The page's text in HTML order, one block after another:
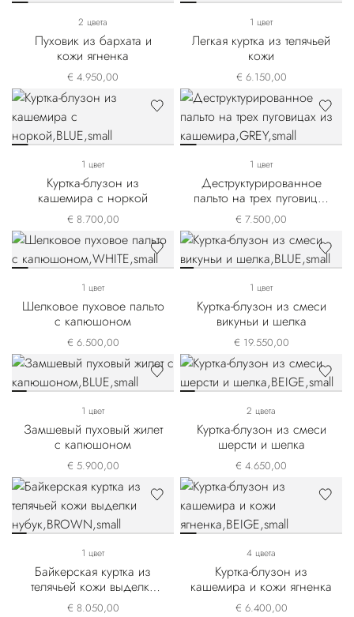
2 цвета
Пуховик из бархата и
кожи ягненка
€ 4.950,00
1 цвет
Легкая куртка из телячьей
кожи
€ 6.150,00
1 цвет
Куртка-блузон из
кашемира с норкой
€ 8.700,00
1 цвет
Деструктурированное
пальто на трех пуговицах
из кашемира
€ 7.500,00
1 цвет
Шелковое пуховое пальто
с капюшоном
€ 6.500,00
1 цвет
Куртка-блузон из смеси
викуньи и шелка
€ 19.550,00
1 цвет
Замшевый пуховый жилет
с капюшоном
€ 5.900,00
2 цвета
Куртка-блузон из смеси
шерсти и шелка
€ 4.650,00
1 цвет
Байкерская куртка из
телячьей кожи выделки
нубук
€ 8.050,00
4 цвета
Куртка-блузон из
кашемира и кожи ягненка
€ 6.400,00